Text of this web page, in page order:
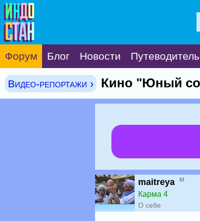
Форум Блог Новости Путеводитель
Видео-репортажи › Кино "Юный
maitreya м
Карма 4
О себе